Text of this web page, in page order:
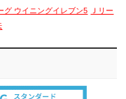
グ ウイニングイレブン5
Ｊリー